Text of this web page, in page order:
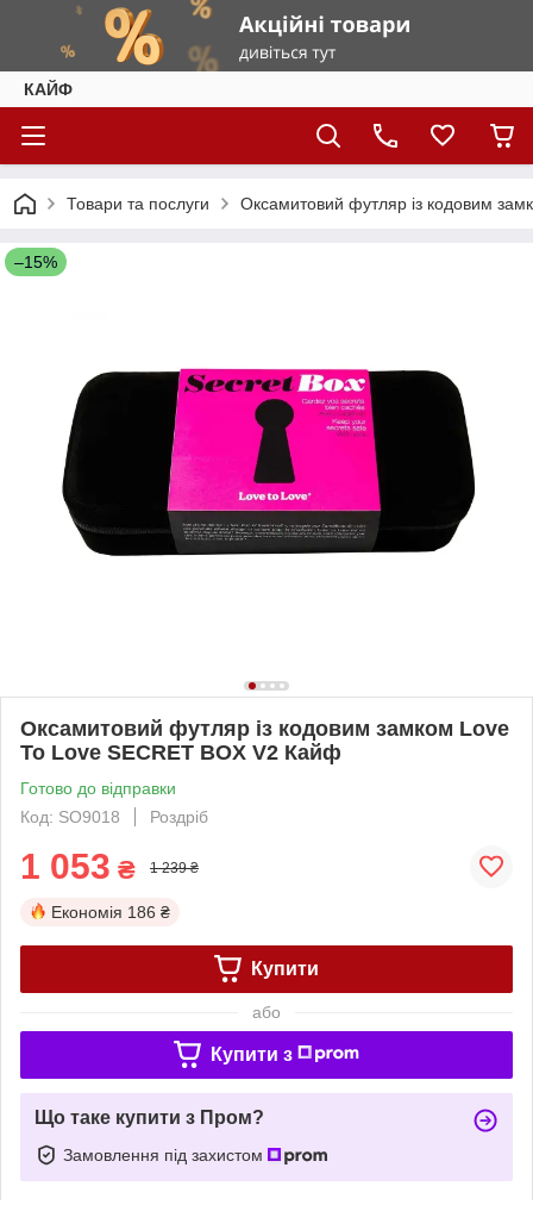
КАЙФ
Товари та послуги Оксамитовий футляр із кодовим
–15%
Оксамитовий футляр із кодовим замком Love
To Love SECRET BOX V2 Кайф
Готово до відправки
Код: SO9018
Роздріб
1 053 ₴ 1 239 ₴
Економія 186 ₴
Купити
або
Купити з
Що таке купити з Пром?
Замовлення під захистом